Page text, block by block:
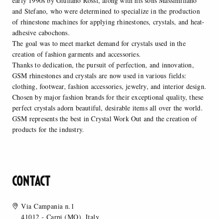
and Stefano, who were determined to specialize in the production
of rhinestone machines for applying rhinestones, crystals, and heat-
adhesive cabochons.
The goal was to meet market demand for crystals used in the
creation of fashion garments and accessories.
Thanks to dedication, the pursuit of perfection, and innovation,
GSM rhinestones and crystals are now used in various fields:
clothing, footwear, fashion accessories, jewelry, and interior design.
Chosen by major fashion brands for their exceptional quality, these
perfect crystals adorn beautiful, desirable items all over the world.
GSM represents the best in Crystal Work Out and the creation of
products for the industry.
CONTACT
Via Campania n.1
41012 - Carpi (MO), Italy